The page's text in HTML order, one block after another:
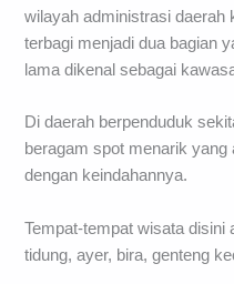
wilayah administrasi daerah
terbagi menjadi dua bagian
lama dikenal sebagai
Di daerah berpenduduk
beragam spot menarik
dengan keindahannya.
Tempat-tempat wisata disini
tidung, ayer, bira, genteng